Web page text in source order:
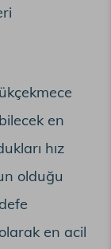
en
hız
olduğu
en acil